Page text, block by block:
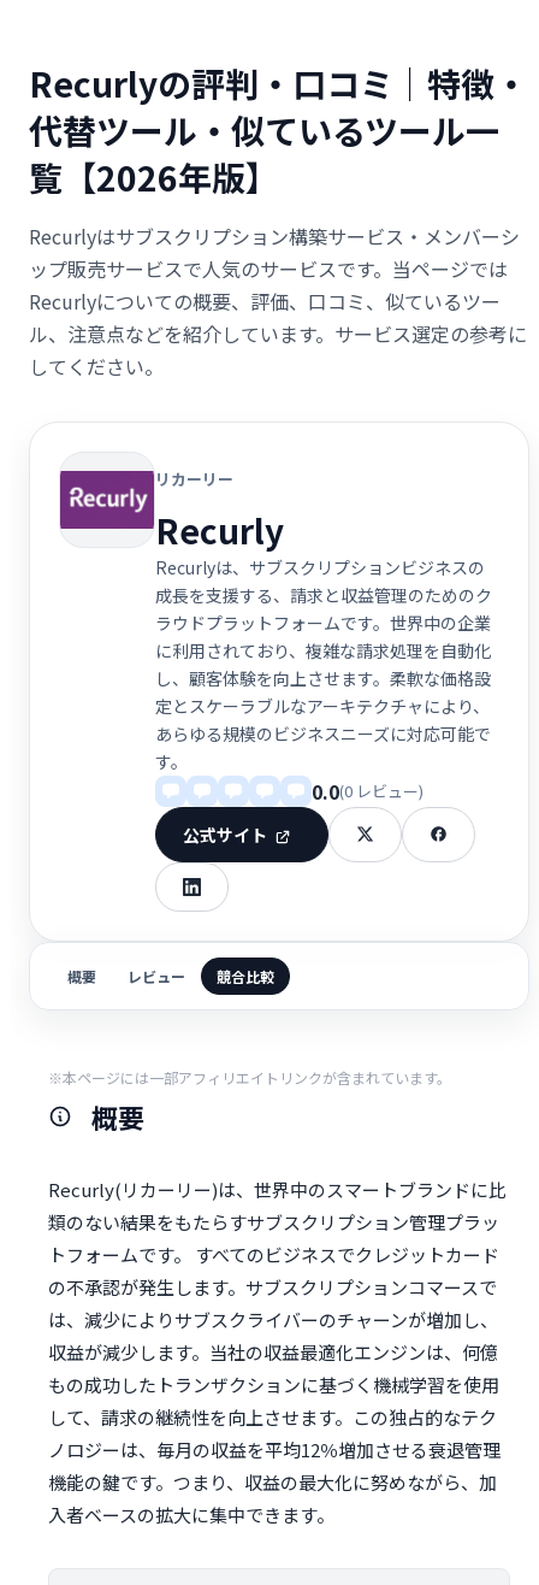
Recurlyの評判・口コミ｜特徴・
代替ツール・似ているツール一
覧【2026年版】
Recurlyはサブスクリプション構築サービス・メンバーシ
ップ販売サービスで人気のサービスです。当ページでは
Recurlyについての概要、評価、口コミ、似ているツー
ル、注意点などを紹介しています。サービス選定の参考に
してください。
リカーリー
Recurly
Recurlyは、サブスクリプションビジネスの
成長を支援する、請求と収益管理のためのク
ラウドプラットフォームです。世界中の企業
に利用されており、複雑な請求処理を自動化
し、顧客体験を向上させます。柔軟な価格設
定とスケーラブルなアーキテクチャにより、
あらゆる規模のビジネスニーズに対応可能で
す。
0.0(0 レビュー)
公式サイト
概要 レビュー 競合比較
※本ページには一部アフィリエイトリンクが含まれています。
概要
Recurly(リカーリー)は、世界中のスマートブランドに比
類のない結果をもたらすサブスクリプション管理プラッ
トフォームです。 すべてのビジネスでクレジットカード
の不承認が発生します。サブスクリプションコマースで
は、減少によりサブスクライバーのチャーンが増加し、
収益が減少します。当社の収益最適化エンジンは、何億
もの成功したトランザクションに基づく機械学習を使用
して、請求の継続性を向上させます。この独占的なテク
ノロジーは、毎月の収益を平均12％増加させる衰退管理
機能の鍵です。つまり、収益の最大化に努めながら、加
入者ベースの拡大に集中できます。